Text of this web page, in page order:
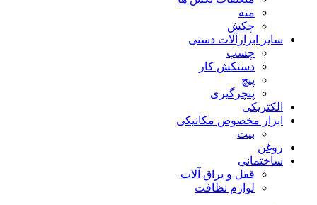
مته
چکش
سایز ابزارآلات دستی
چسب
دستکش کار
پیچ
پنچرگیری
الکتریکی
ابزار مخصوص مکانیکی
بیت
روغن
ساختمانی
قفل و یراق آلات
لوازم نظافت